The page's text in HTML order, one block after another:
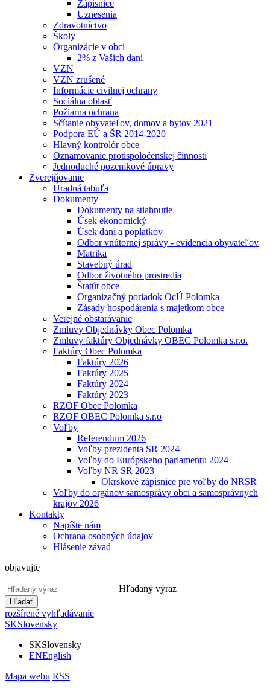
Zápisnice
Uznesenia
Zdravotníctvo
Školy
Organizácie v obci
2% z Vašich daní
VZN
VZN zrušené
Informácie civilnej ochrany
Sociálna oblasť
Požiarna ochrana
Sčítanie obyvateľov, domov a bytov 2021
Podpora EÚ a ŠR 2014-2020
Hlavný kontrolór obce
Oznamovanie protispoločenskej činnosti
Jednoduché pozemkové úpravy
Zverejňovanie
Úradná tabuľa
Dokumenty
Dokumenty na stiahnutie
Úsek ekonomický
Úsek daní a poplatkov
Odbor vnútornej správy - evidencia obyvateľov
Matrika
Stavebný úrad
Odbor životného prostredia
Štatút obce
Organizačný poriadok OcÚ Polomka
Zásady hospodárenia s majetkom obce
Verejné obstarávanie
Zmluvy Objednávky Obec Polomka
Zmluvy faktúry Objednávky OBEC Polomka s.r.o.
Faktúry Obec Polomka
Faktúry 2026
Faktúry 2025
Faktúry 2024
Faktúry 2023
RZOF Obec Polomka
RZOF OBEC Polomka s.r.o
Voľby
Referendum 2026
Voľby prezidenta SR 2024
Voľby do Európskeho parlamentu 2024
Voľby NR SR 2023
Okrskové zápisnice pre voľby do NRSR
Voľby do orgánov samosprávy obcí a samosprávnych
krajov 2026
Kontakty
Napíšte nám
Ochrana osobných údajov
Hlásenie závad
objavujte
Hľadaný výraz
Hľadať
rozšírené vyhľadávanie
SKSlovensky
SKSlovensky
ENEnglish
Mapa webu RSS